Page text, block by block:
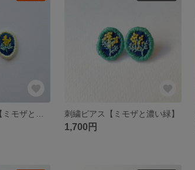
刺繍ピアス【ミモザと濃い緑】
1,700円